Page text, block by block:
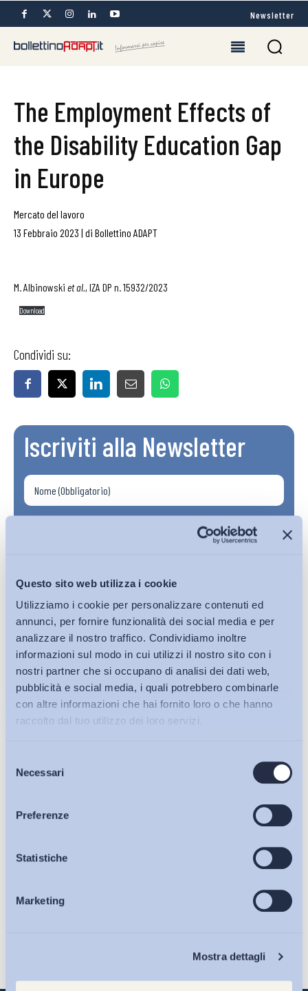
Questo sito web utilizza i cookie
Utilizziamo i cookie per personalizzare contenuti ed
annunci, per fornire funzionalità dei social media e per
analizzare il nostro traffico. Condividiamo inoltre
informazioni sul modo in cui utilizzi il nostro sito con i
nostri partner che si occupano di analisi dei dati web,
pubblicità e social media, i quali potrebbero combinarle
con altre informazioni che hai fornito loro o che hanno
raccolto dal tuo utilizzo dei loro servizi.
delNecessari
Preferenze
Statistiche
Marketing
Mostra dettagli
Bollettini ADAPT
Articoli
Osservatori
Eventi
Newsletter
The Employment Effects of
the Disability Education Gap
in Europe
Mercato del lavoro
13 Febbraio 2023 | di Bollettino ADAPT
M. Albinowski et al., IZA DP n. 15932/2023
Download
Condividi su:
Iscriviti alla Newsletter
sulla pagina della
Iscriviti